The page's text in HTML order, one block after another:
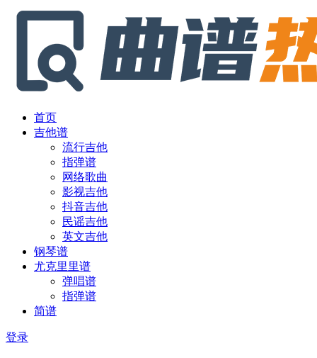
首页
吉他谱
流行吉他
指弹谱
网络歌曲
影视吉他
抖音吉他
民谣吉他
英文吉他
钢琴谱
尤克里里谱
弹唱谱
指弹谱
简谱
登录